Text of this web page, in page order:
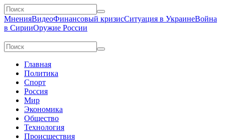
МненияВидеоФинансовый кризисСитуация в УкраинеВойна
в СирииОружие России
Главная
Политика
Спорт
Россия
Мир
Экономика
Общество
Технология
Происшествия